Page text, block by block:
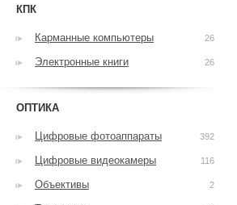
КПК
Карманные компьютеры 26
Электронные книги 26
ОПТИКА
Цифровые фотоаппараты 392
Цифровые видеокамеры 116
Объективы 2